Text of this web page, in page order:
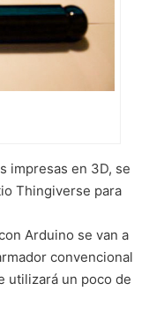
impresas en 3D, se
Thingiverse para
Arduino se van a
convencional
utilizará un poco de